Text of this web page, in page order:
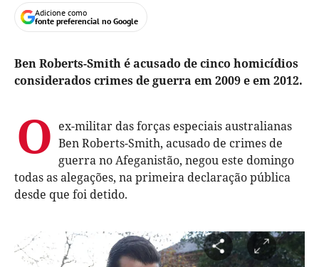
Adicione como
fonte preferencial no Google
Ben Roberts-Smith é acusado de cinco homicídios
considerados crimes de guerra em 2009 e em 2012.
O ex-militar das forças especiais australianas
Ben Roberts-Smith, acusado de crimes de
guerra no Afeganistão, negou este domingo
todas as alegações, na primeira declaração pública
desde que foi detido.